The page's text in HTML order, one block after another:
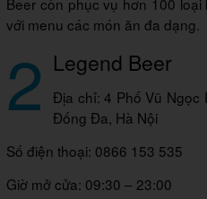
với menu các món ăn đa dạng.
2 Legend Beer
Địa chỉ: 4 Phố Vũ Ngọc
Đống Đa, Hà Nội
Số điện thoại: 0866 153 535
Giờ mở cửa: 09:30 – 23:00